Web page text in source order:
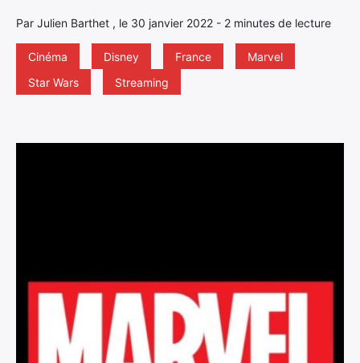
Par Julien Barthet , le 30 janvier 2022 - 2 minutes de lecture
Cinéma Disney France
Marvel
Star Wars
Streaming